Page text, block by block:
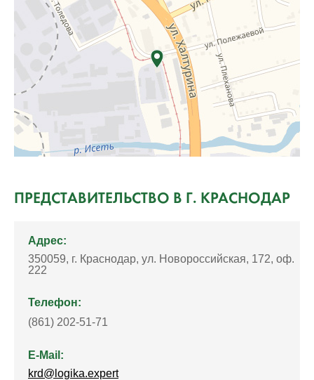
ПРЕДСТАВИТЕЛЬСТВО В Г. КРАСНОДАР
Адрес:
350059, г. Краснодар, ул. Новороссийская, 172, оф.
222
Телефон:
(861) 202-51-71
E-Mail:
krd@logika.expert